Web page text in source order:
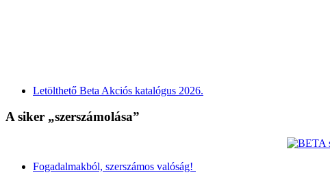
Letölthető Beta Akciós katalógus 2026.
A siker „szerszámolása”
Fogadalmakból, szerszámos valóság!